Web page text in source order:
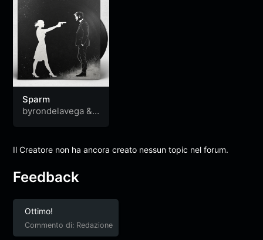
Sparm
byrondelavega &
Il Creatore non ha ancora creato nessun topic nel forum.
Feedback
Ottimo!
Commento di: Redazione